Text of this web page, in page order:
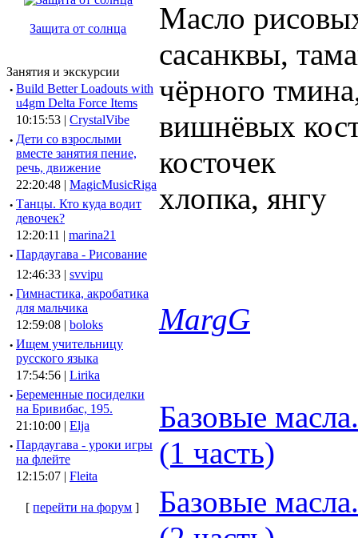
Защита от солнца
Занятия и экскурсии
· Build Better Loadouts with
u4gm Delta Force Items
10:15:53 | CrystalVibe
· Дети со взрослыми
вместе занятия пение,
речь, движение
22:20:48 | MagicMusicRiga
· Танцы. Кто куда водит
девочек?
12:20:11 | marina21
· Пардаугава - Рисование
12:46:33 | svvipu
· Гимнастика, акробатика
для мальчика
12:59:08 | boloks
· Ищем учительницу
русского языка
17:54:56 | Lirika
· Беременные посиделки
на Бривибас, 195.
21:10:00 | Elja
· Пардаугава - уроки игры
на флейте
12:15:07 | Fleita
[перейти на форум ]
Масло
сасанквы,
чёрного
вишнёвых
косточек
хлопка, янгу
MargG
Базовые
(1 часть)
Базовые